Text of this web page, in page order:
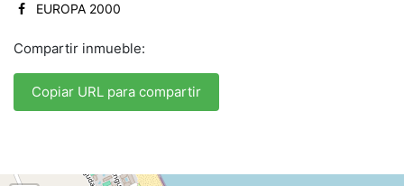
EUROPA 2000
Compartir inmueble:
Copiar URL para compartir